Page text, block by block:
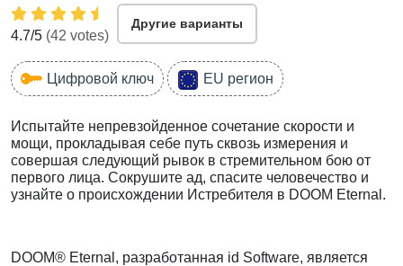
4.7/5 (42 votes)
Другие варианты
Цифровой ключ EU регион
Испытайте непревзойденное сочетание скорости и
мощи, прокладывая себе путь сквозь измерения и
совершая следующий рывок в стремительном бою от
первого лица. Сокрушите ад, спасите человечество и
узнайте о происхождении Истребителя в DOOM Eternal.
DOOM® Eternal, разработанная id Software, является